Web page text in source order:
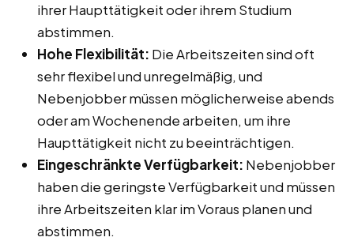
ihrer Haupttätigkeit oder ihrem Studium
abstimmen.
Hohe Flexibilität: Die Arbeitszeiten sind oft
sehr flexibel und unregelmäßig, und
Nebenjobber müssen möglicherweise abends
oder am Wochenende arbeiten, um ihre
Haupttätigkeit nicht zu beeinträchtigen.
Eingeschränkte Verfügbarkeit: Nebenjobber
haben die geringste Verfügbarkeit und müssen
ihre Arbeitszeiten klar im Voraus planen und
abstimmen.